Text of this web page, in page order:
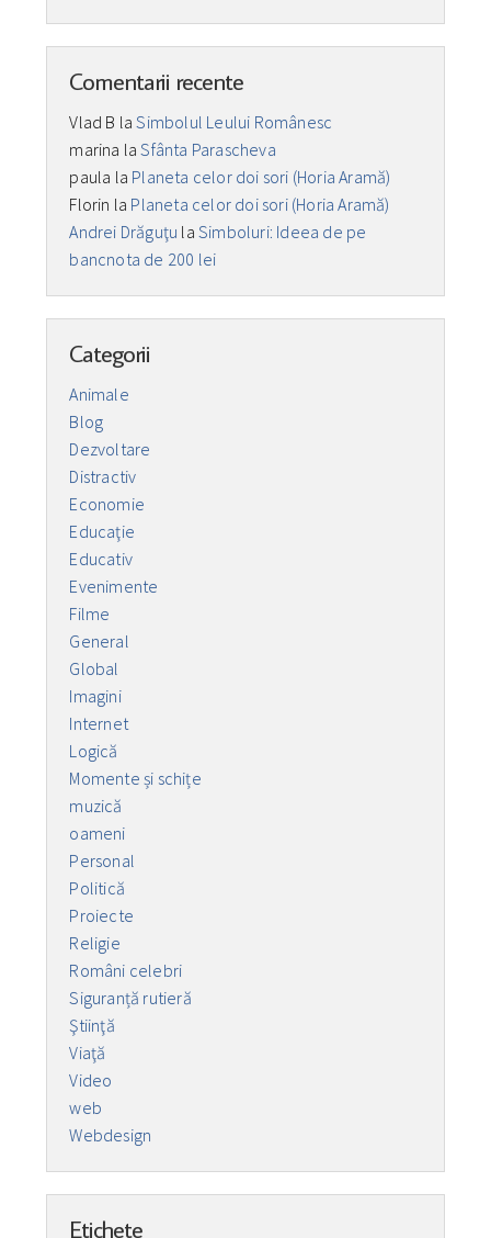
Comentarii recente
Vlad B laSimbolul Leului Românesc
marina laSfânta Parascheva
paula la Planeta celor doi sori (Horia Aramă)
Florin la Planeta celor doi sori (Horia Aramă)
Andrei Drăguţu laSimboluri: Ideea de pe
bancnota de 200 lei
Categorii
Animale
Blog
Dezvoltare
Distractiv
Economie
Educaţie
Educativ
Evenimente
Filme
General
Global
Imagini
Internet
Logică
Momente și schițe
muzică
oameni
Personal
Politică
Proiecte
Religie
Români celebri
Siguranță rutieră
Ştiinţă
Viaţă
Video
web
Webdesign
Etichete